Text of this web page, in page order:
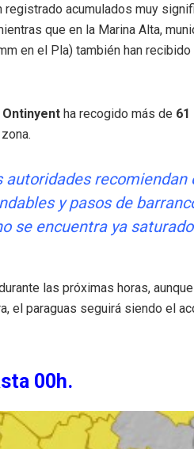
acumulados muy
que en la Marina Alta,
en el Pla) también han
Ontinyent ha recogido más de 61
recomiendan
y pasos de
se encuentra ya
las próximas horas,
el paraguas seguirá siendo el
00h.